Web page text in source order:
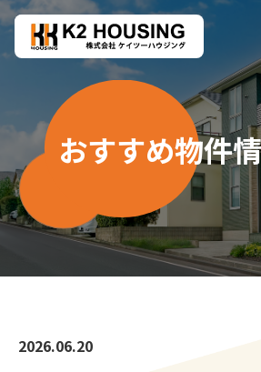
おすすめ物件
2026.06.20